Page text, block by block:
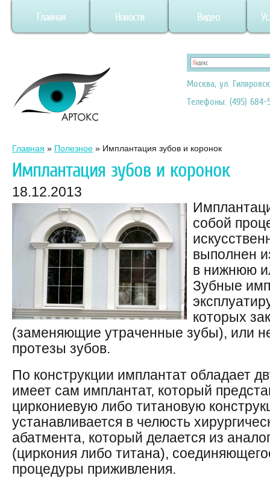
Главная Новости Видео
Москва, ул.
Телефоны: (495) 684-
Главная » Полезное » Имплантация зубов и коронок
Имплантация зубов и коронок
18.12.2013
собой
выполнен
в нижнюю
Зубные
которых
(заменяющие утраченные зубы), или
протезы зубов.
По конструкции имплантат обладает
имеет сам имплантат, который
циркониевую либо титановую
устанавливается в челюсть
абатмента, который делается из
(циркония либо титана),
процедуры приживления.